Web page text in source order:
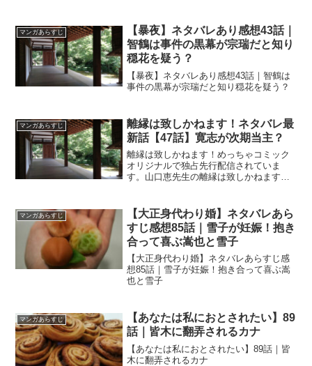
マンガあらすじ
【暴夜】ネタバレあり感想43話｜
智鶴は事件の黒幕が宗瑞だと知り
穏花を疑う？
【暴夜】ネタバレあり感想43話｜智鶴は
事件の黒幕が宗瑞だと知り穏花を疑う？
マンガあらすじ
離縁は致しかねます！ネタバレ最
新話【47話】寛志が次期当主？
離縁は致しかねます！めっちゃコミック
オリジナルで独占先行配信されていま
す。山口恵先生の離縁は致しかねます！
マンガあらすじ
【大正身代わり婚】ネタバレあら
すじ感想85話｜雪子が妊娠！抱き
合って喜ぶ嵩也と雪子
【大正身代わり婚】ネタバレあらすじ感
想85話｜雪子が妊娠！抱き合って喜ぶ嵩
也と雪子
マンガあらすじ
【あなたは私におとされたい】89
話｜皆木に翻弄されるカナ
【あなたは私におとされたい】89話｜皆
木に翻弄されるカナ